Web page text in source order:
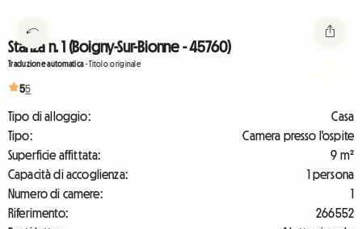
Stanza n. 1 (Boigny-Sur-Bionne - 45760)
Traduzione automatica-Titolo originale
55
Tipo di alloggio:
Casa
Tipo:
Camera presso l'ospite
Superficie affittata:
9 m²
Capacità di accoglienza:
1 persona
Numero di camere:
1
Riferimento:
266552